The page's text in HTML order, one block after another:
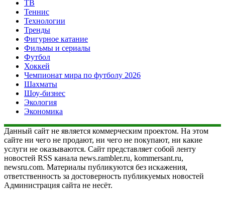
ТВ
Теннис
Технологии
Тренды
Фигурное катание
Фильмы и сериалы
Футбол
Хоккей
Чемпионат мира по футболу 2026
Шахматы
Шоу-бизнес
Экология
Экономика
Данный сайт не является коммерческим проектом. На этом
сайте ни чего не продают, ни чего не покупают, ни какие
услуги не оказываются. Сайт представляет собой ленту
новостей RSS канала news.rambler.ru, kommersant.ru,
newsru.com. Материалы публикуются без искажения,
ответственность за достоверность публикуемых новостей
Администрация сайта не несёт.